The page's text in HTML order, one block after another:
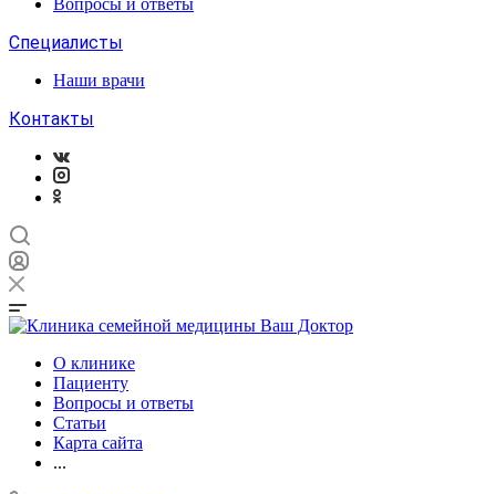
Вопросы и ответы
Специалисты
Наши врачи
Контакты
О клинике
Пациенту
Вопросы и ответы
Статьи
Карта сайта
...